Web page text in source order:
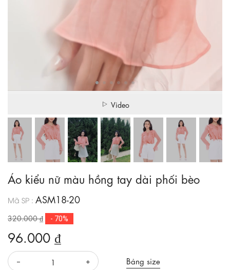
Video
Áo kiểu nữ màu hồng tay dài phối bèo
Mã SP : ASM18-20
320.000 ₫ - 70%
96.000 ₫
Bảng size